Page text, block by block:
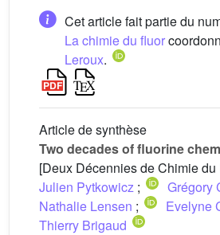
Cet article fait partie du
La chimie du fluor
Leroux.
Article de synthèse
Two decades of fluorine
[Deux Décennies de Chimie
Julien Pytkowicz ; Grégory
Nathalie Lensen ; Evelyne
Thierry Brigaud